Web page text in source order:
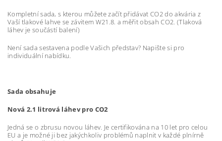
Kompletní sada, s kterou můžete začít přidávat CO2 do akvária z
Vaší tlakové lahve se závitem W21.8. a měřit obsah CO2. (Tlaková
láhev je součástí balení)
Není sada sestavena podle Vašich představ? Napište si pro
individuální nabídku.
Sada obsahuje
Nová 2.1 litrová láhev pro CO2
Jedná se o zbrusu novou láhev. Je certifikována na 10 let pro celou
EU a je možné ji bez jakýchkoliv problémů naplnit v každé plnírně